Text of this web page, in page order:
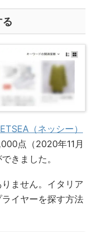
（ネッシー）
点（2020年11月
きました。
ません。イタリア
イヤーを探す方法